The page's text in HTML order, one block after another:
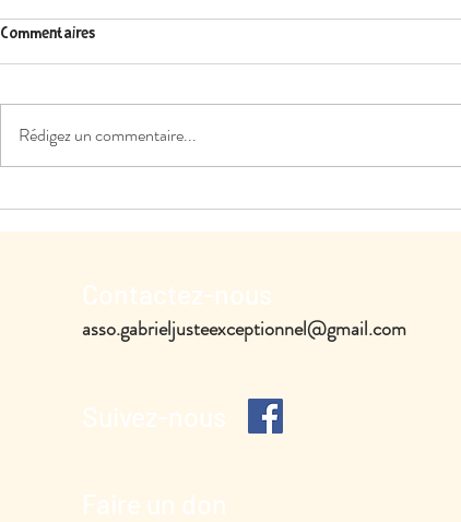
Commentaires
Rédigez un commentaire...
asso.gabrieljusteexceptionnel@gmail.com